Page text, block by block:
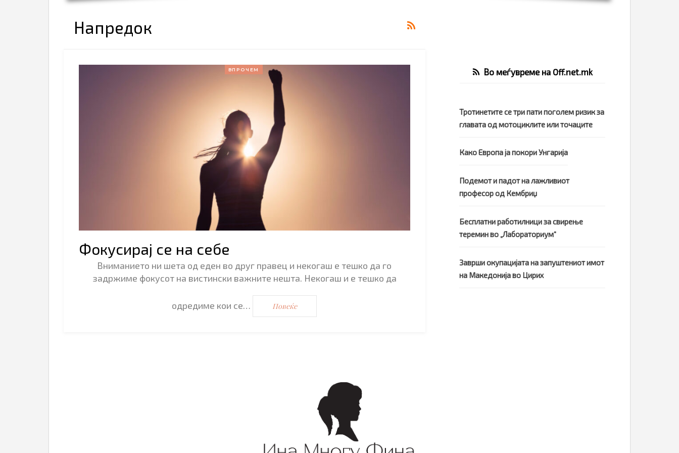
Напредок
ВПРОЧЕМ
Фокусирај се на себе
Вниманието ни шета од еден во друг правец и некогаш е тешко да го
задржиме фокусот на вистински важните нешта. Некогаш и е тешко да
одредиме кои се… Повеќе
Во меѓувреме на Off.net.mk
Тротинетите се три пати поголем ризик за
главата од мотоциклите или точаците
Како Европа ја покори Унгарија
Подемот и падот на лажливиот
професор од Кембриџ
Бесплатни работилници за свирење
теремин во „Лабораториум“
Заврши окупацијата на запуштениот имот
на Македонија во Цирих